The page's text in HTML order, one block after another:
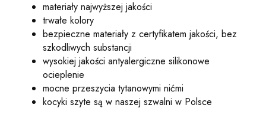
materiały najwyższej jakości
trwałe kolory
bezpieczne materiały z certyfikatem jakości, bez
szkodliwych substancji
wysokiej jakości antyalergiczne silikonowe
ocieplenie
mocne przeszycia tytanowymi nićmi
kocyki szyte są w naszej szwalni w Polsce